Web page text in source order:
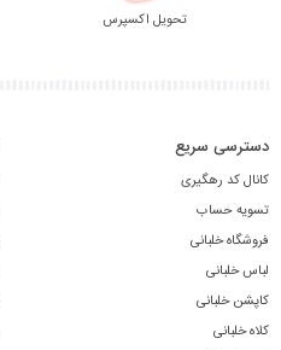
تحویل اکسپرس
دسترسی سریع
کانال کد رهگیری
تسویه حساب
فروشگاه خلبانی
لباس خلبانی
کاپشن خلبانی
کلاه خلبانی